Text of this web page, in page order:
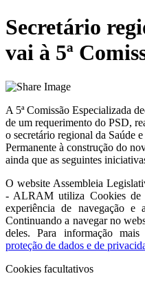
Secretário
vai à 5ª
A 5ª Comissão Especializada
de um requerimento do PSD,
o secretário regional da Saúde
Permanente à construção do
ainda que as seguintes
O website Assembleia
- ALRAM utiliza Cookies de
experiência de navegação e
Continuando a navegar no
deles. Para informação mais
proteção de dados e de
Cookies facultativos